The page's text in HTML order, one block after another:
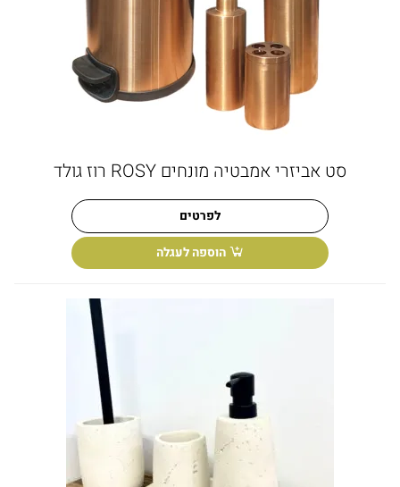
סט אביזרי אמבטיה מונחים ROSY רוז גולד
לפרטים
הוספה לעגלה